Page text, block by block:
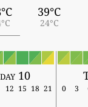
39°C
24°C
10
12 15 18 21 0 3